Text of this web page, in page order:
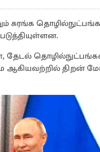
சுரங்க
தேடல்
திறன்